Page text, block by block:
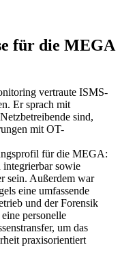
für die MEGA
vertraute ISMS-
Er sprach mit
sind,
mit OT-
für die MEGA:
sowie
sein. Außerdem war
eine umfassende
und der Forensik
personelle
um das
praxisorientiert